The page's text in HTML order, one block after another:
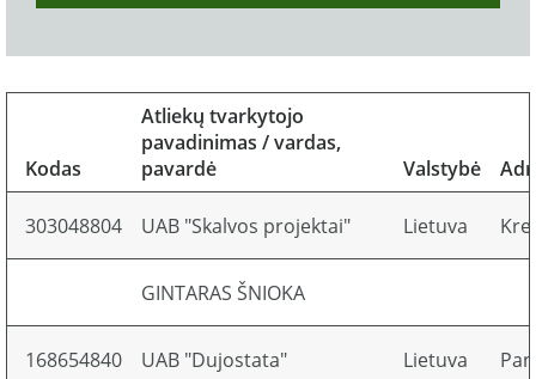
Kodas
Atliekų tvarkytojo
pavadinimas / vardas,
pavardė
Valstybė
303048804 UAB "Skalvos projektai" Lietuva
GINTARAS ŠNIOKA
168654840 UAB "Dujostata" Lietuva